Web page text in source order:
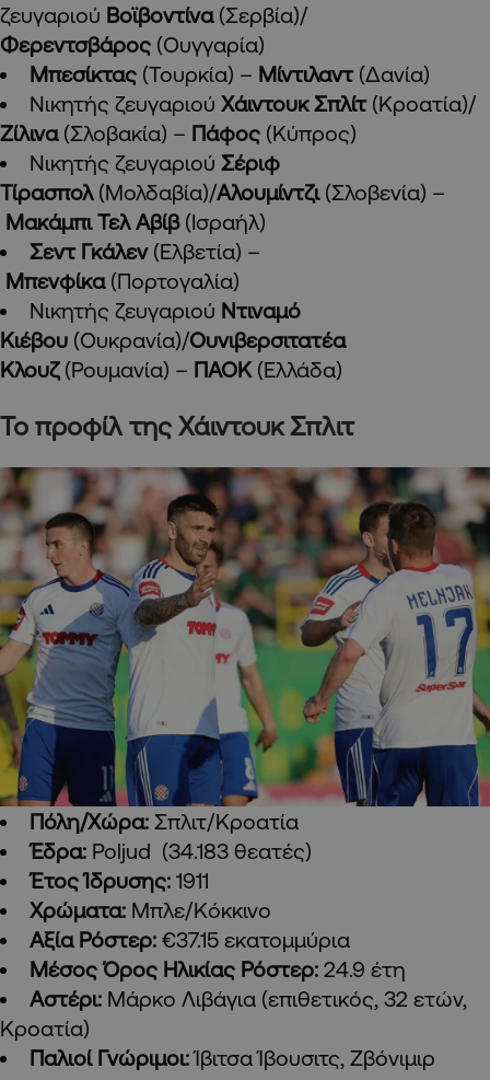
ζευγαριού Βοϊβοντίνα (Σερβία)/
Φερεντσβάρος (Ουγγαρία)
Μπεσίκτας (Τουρκία) – Μίντιλαντ (Δανία)
Νικητής ζευγαριού Χάιντουκ Σπλίτ(Κροατία)/
Ζίλινα(Σλοβακία) – Πάφος (Κύπρος)
Νικητής ζευγαριού Σέριφ
Τίρασπολ (Μολδαβία)/Αλουμίντζι (Σλοβενία) –
Μακάμπι Τελ Αβίβ(Ισραήλ)
Σεντ Γκάλεν (Ελβετία) –
Μπενφίκα(Πορτογαλία)
Νικητής ζευγαριού Ντιναμό
Κιέβου (Ουκρανία)/Ουνιβερσιτατέα
Κλουζ (Ρουμανία) – ΠΑΟΚ(Ελλάδα)
Το προφίλ της Χάιντουκ Σπλιτ
Πόλη/Χώρα: Σπλιτ/Κροατία
Έδρα: Poljud (34.183 θεατές)
Έτος Ίδρυσης: 1911
Χρώματα: Μπλε/Κόκκινο
Αξία Ρόστερ: €37.15 εκατομμύρια
Μέσος Όρος Ηλικίας Ρόστερ: 24.9 έτη
Αστέρι: Μάρκο Λιβάγια (επιθετικός, 32 ετών,
Κροατία)
Παλιοί Γνώριμοι:Ίβιτσα Ίβουσιτς, Ζβόνιμιρ